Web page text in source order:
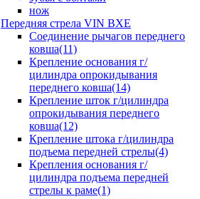
нож
Передняя стрела VIN BXE
Cоединение рычагов переднего
ковша(11)
Крепление основания г/
цилиндра опрокидывания
переднего ковша(14)
Крепление шток г/цилиндра
опрокидывания переднего
ковша(12)
Крепление штока г/цилиндра
подъема передней стрелы(4)
Крепления основания г/
цилиндра подъема передней
стрелы к раме(1)